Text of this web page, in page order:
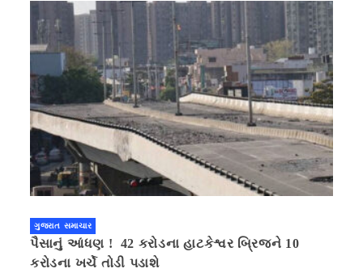
ગુજરાત સમાચાર
પૈસાનું આંધણ ! 42 કરોડના હાટકેશ્વર બ્રિજને 10
કરોડના ખર્ચે તોડી પડાશે